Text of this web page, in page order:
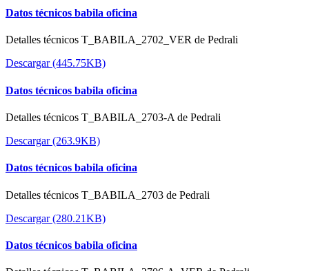
Datos técnicos babila oficina
Detalles técnicos T_BABILA_2702_VER de Pedrali
Descargar (445.75KB)
Datos técnicos babila oficina
Detalles técnicos T_BABILA_2703-A de Pedrali
Descargar (263.9KB)
Datos técnicos babila oficina
Detalles técnicos T_BABILA_2703 de Pedrali
Descargar (280.21KB)
Datos técnicos babila oficina